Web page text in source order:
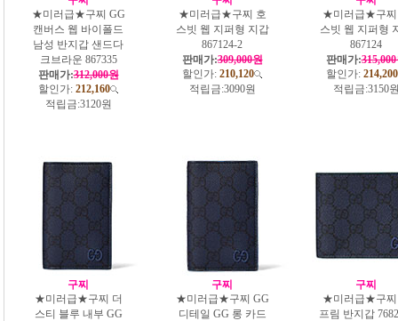
★미러급★구찌 GG
캔버스 웹 바이폴드
남성 반지갑 샌드다
크브라운 867335
판매가:312,000원
할인가: 212,160
적립금:3120원
★미러급★구찌 호
스빗 웹 지퍼형 지갑
867124-2
판매가:309,000원
할인가: 210,120
적립금:3090원
★미러급★구찌
스빗 웹 지퍼형
867124
판매가:
할인가: 214,200
적립금:3150
구찌
★미러급★구찌 더
스티 블루 내부 GG
구찌
★미러급★구찌 GG
디테일 GG 롱 카드
구찌
★미러급★구찌
프림 반지갑